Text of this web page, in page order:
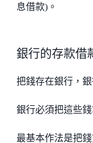
息借款)。
銀行的存款借
把錢存在銀行，
銀行必須把這些
最基本作法是把